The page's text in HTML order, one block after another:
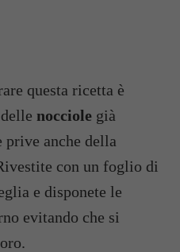
nocciole già
prive anche della
con un foglio di
e disponete le
evitando che si